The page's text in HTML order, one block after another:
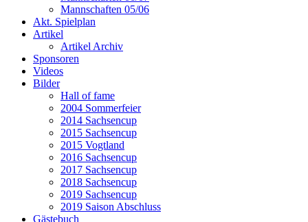
Mannschaften 05/06
Akt. Spielplan
Artikel
Artikel Archiv
Sponsoren
Videos
Bilder
Hall of fame
2004 Sommerfeier
2014 Sachsencup
2015 Sachsencup
2015 Vogtland
2016 Sachsencup
2017 Sachsencup
2018 Sachsencup
2019 Sachsencup
2019 Saison Abschluss
Gästebuch